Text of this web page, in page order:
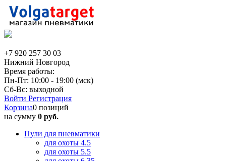
+7 920 257 30 03
Нижний Новгород
Время работы:
Пн-Пт: 10:00 - 19:00 (мск)
Сб-Вс: выходной
Войти Регистрация
Корзина0 позиций
на сумму 0 руб.
Пули для пневматики
для охоты 4.5
для охоты 5.5